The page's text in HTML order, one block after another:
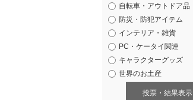
自転車・アウトドア品
防災・防犯アイテム
インテリア・雑貨
PC・ケータイ関連
キャラクターグッズ
世界のお土産
投票・結果表示